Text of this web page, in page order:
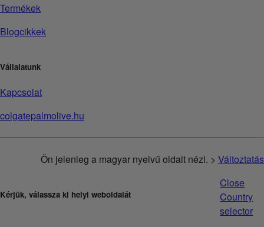
Termékek
Blogcikkek
Vállalatunk
Kapcsolat
colgatepalmolive.hu
Ön jelenleg a magyar nyelvű oldalt nézi. > Változtatás
Kérjük, válassza ki helyi weboldalát
Close
Country
selector